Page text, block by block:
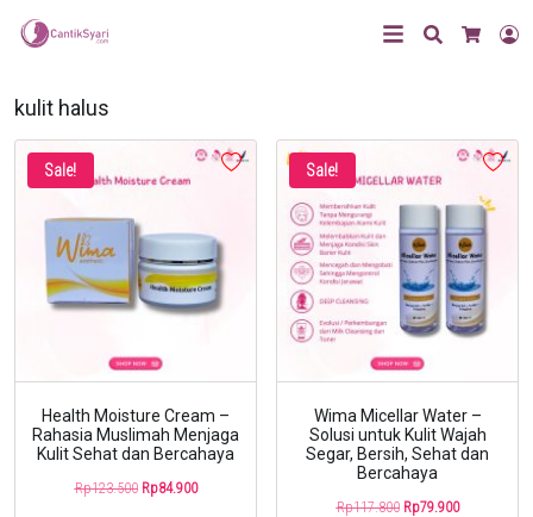
Search
kulit halus
Sale!
Health Moisture Cream –
Rahasia Muslimah Menjaga
Kulit Sehat dan Bercahaya
Rp123.500 Original
Rp84.900Current
Sale!
Wima Micellar Water –
Solusi untuk Kulit Wajah
Segar, Bersih, Sehat dan
Bercahaya
Rp117.800 Original
Rp79.900Current